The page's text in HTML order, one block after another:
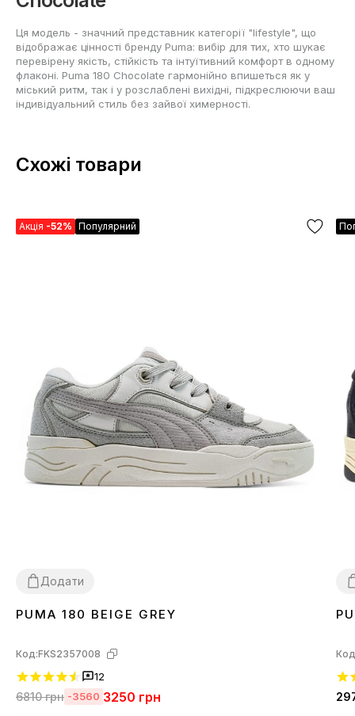
Ця модель - значний представник категорії "lifestyle", що
відображає цінності бренду Puma: вибір для тих, хто шукає
перевірену якість, стійкість та інтуїтивний комфорт в одному
флаконі. Puma 180 Chocolate гармонійно впишеться як у
міський ритм, так і у розслаблені вихідні, підкреслюючи ваш
індивідуальний стиль без зайвої химерності.
Схожі товари
Акція -52% Популярний
Додати
40
PUMA 180 BEIGE GREY
Код:FKS2357008
12
6810грн -3560 3250 грн